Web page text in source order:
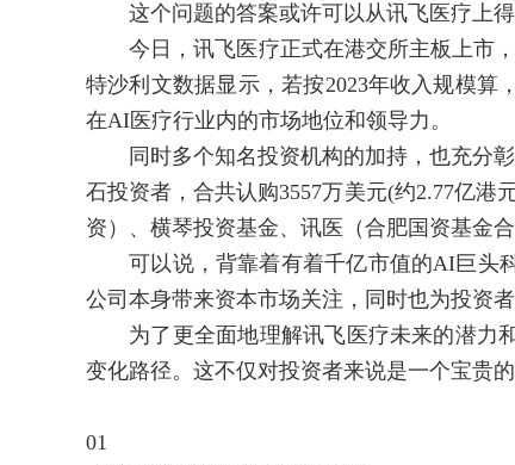
这个问题的答案或许可以从讯飞医疗上得
今日，讯飞医疗正式在港交所主板上市，
特沙利文数据显示，若按2023年收入规模
在AI医疗行业内的市场地位和领导力。
同时多个知名投资机构的加持，也充分彰
石投资者，合共认购3557万美元(约2.77亿
资）、横琴投资基金、讯医（合肥国资基金
可以说，背靠着有着千亿市值的AI巨头科
公司本身带来资本市场关注，同时也为投资
为了更全面地理解讯飞医疗未来的潜力
变化路径。这不仅对投资者来说是一个宝贵
01